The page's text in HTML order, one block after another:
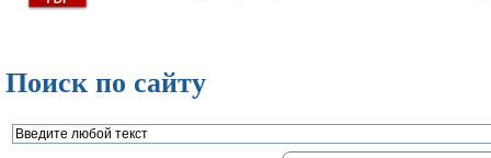
Поиск по сайту